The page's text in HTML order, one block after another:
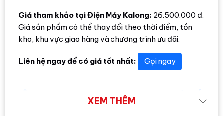
Giá tham khảo tại Điện Máy Kalong: 26.500.000 đ.
Giá sản phẩm có thể thay đổi theo thời điểm, tồn
kho, khu vực giao hàng và chương trình ưu đãi.
Liên hệ ngay để có giá tốt nhất: Gọi ngay
Tổng quan Tủ Chăm Sóc Quần Áo
XEM THÊM